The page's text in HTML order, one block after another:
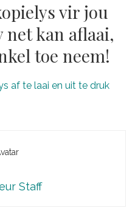
vir jou
kan aflaai,
toe neem!
af te laai en uit te druk
Staff